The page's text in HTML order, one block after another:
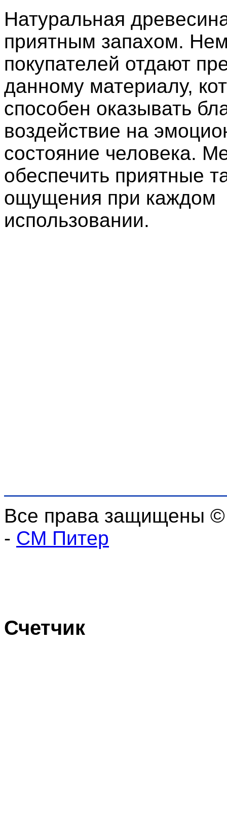
Натуральная
приятным запахом.
покупателей отдают
данному материалу,
способен оказывать
воздействие на
состояние человека.
обеспечить приятные
ощущения при каждом
использовании.
Все права защищены
- СМ Питер
Счетчик